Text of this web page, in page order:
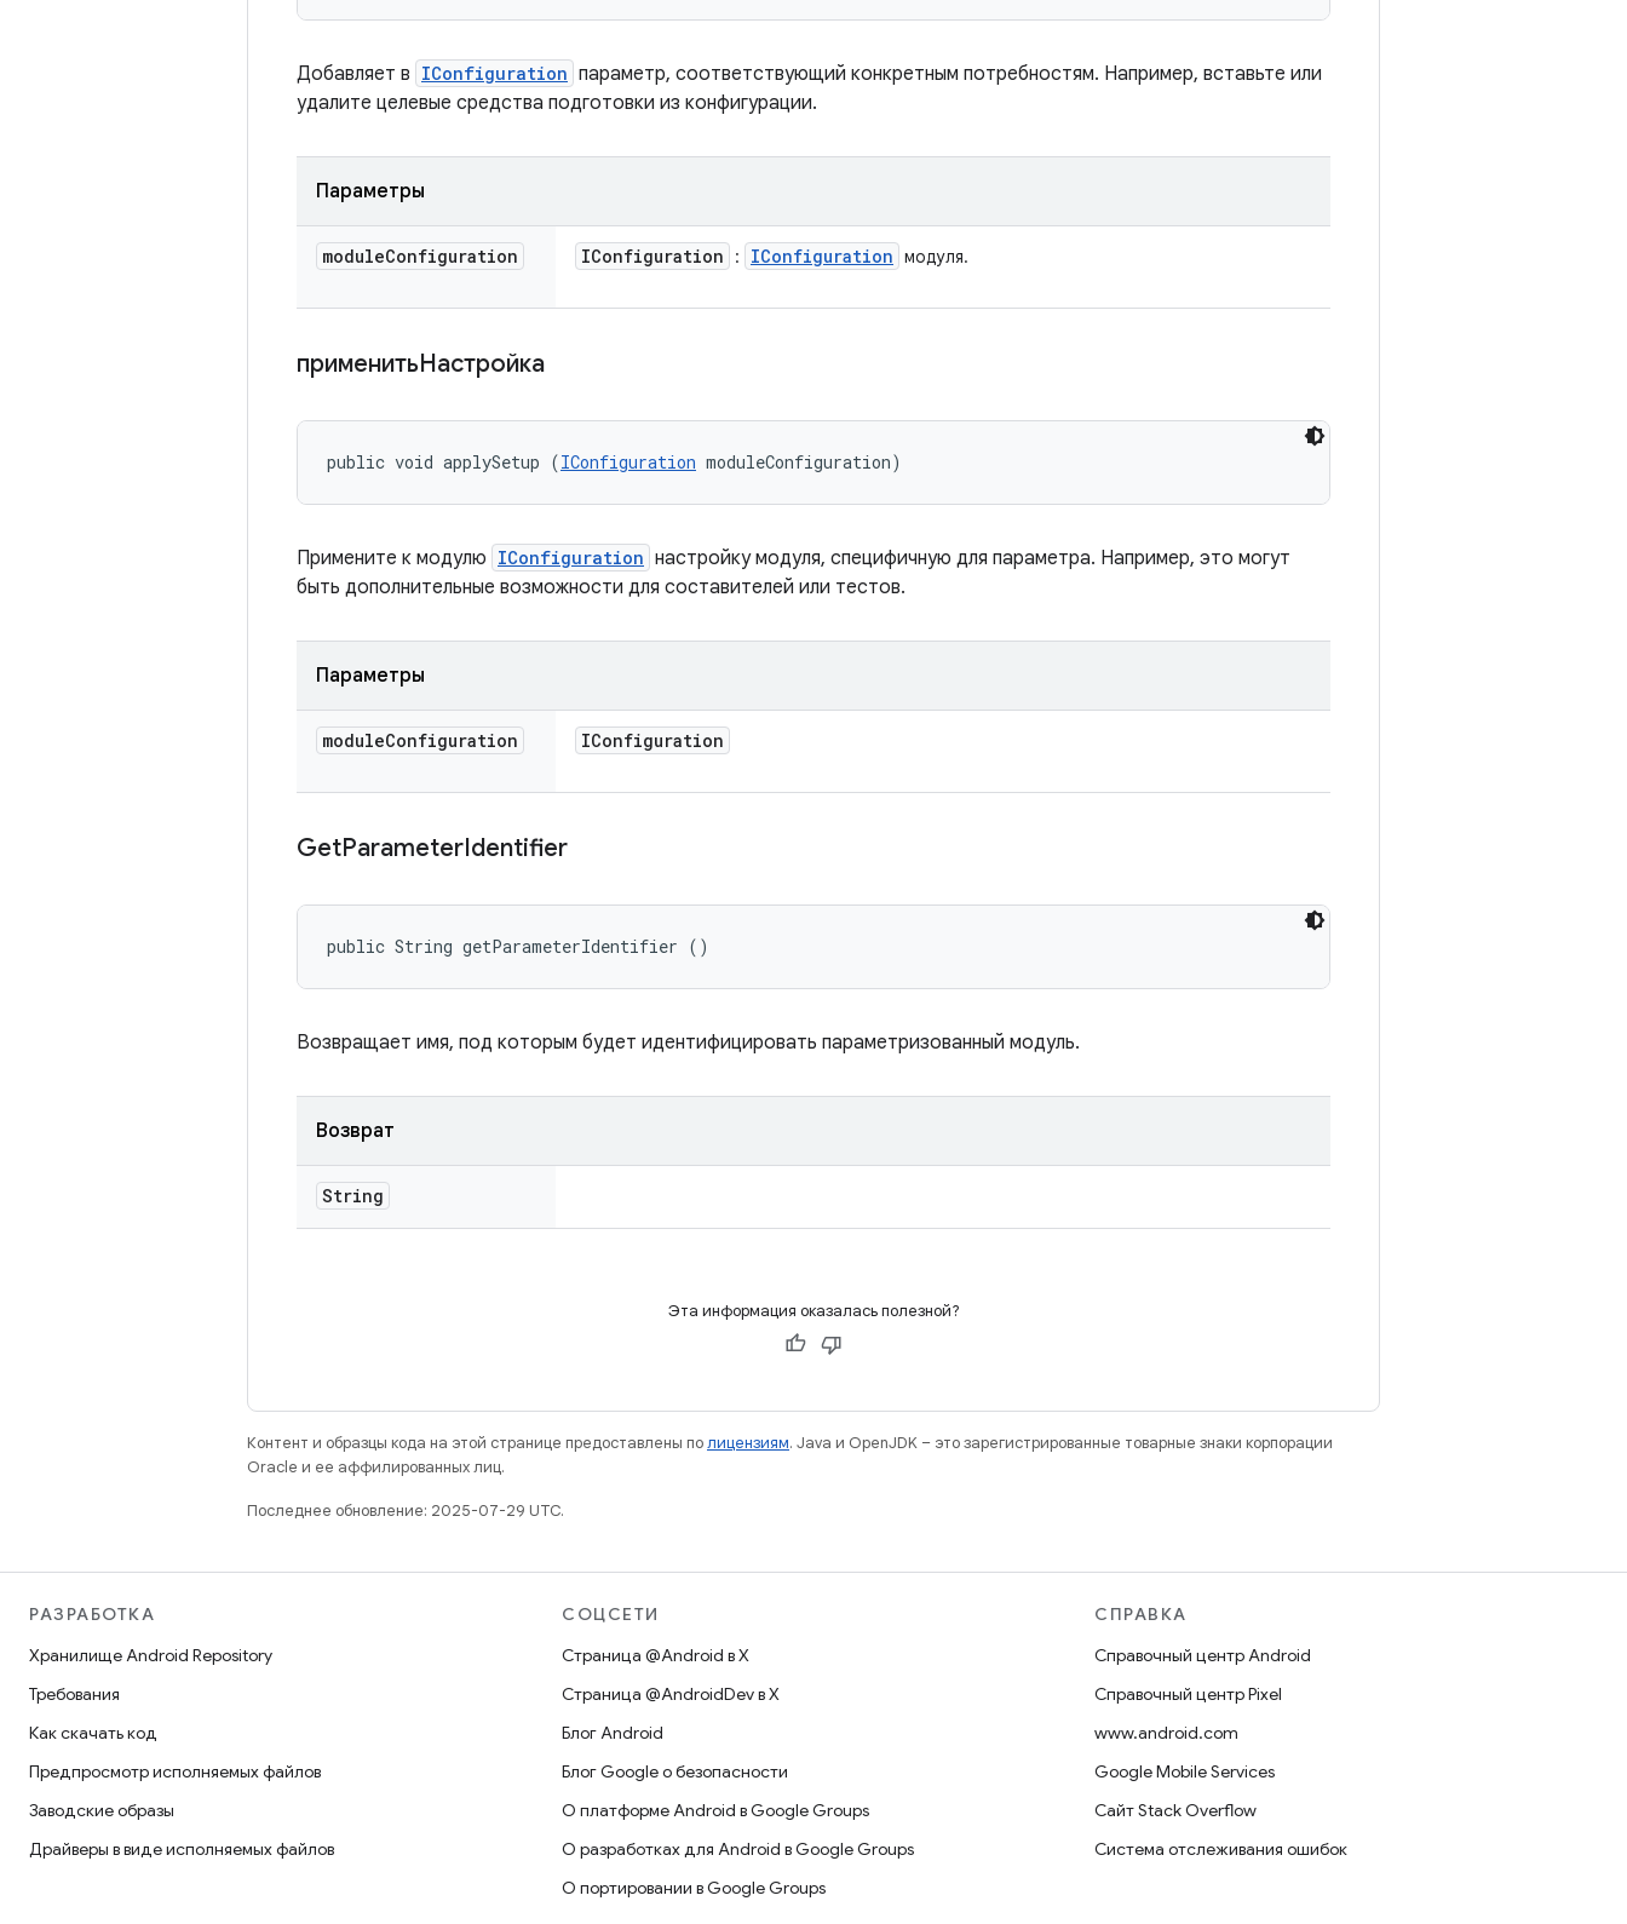
Добавляет в IConfiguration параметр, соответствующий конкретным потребностям. Например, вставьте или
удалите целевые средства подготовки из конфигурации.
Параметры
moduleConfiguration IConfiguration : IConfiguration модуля.
применитьНастройка
public void applySetup (IConfiguration moduleConfiguration)
Примените к модулю IConfiguration настройку модуля, специфичную для параметра. Например, это могут
быть дополнительные возможности для составителей или тестов.
Параметры
moduleConfiguration IConfiguration
GetParameterIdentifier
public String getParameterIdentifier ()
Возвращает имя, под которым будет идентифицировать параметризованный модуль.
Возврат
String
Эта информация оказалась полезной?
Контент и образцы кода на этой странице предоставлены полицензиям. Java и OpenJDK – это зарегистрированные товарные знаки корпорации
Oracle и ее аффилированных лиц.
Последнее обновление: 2025-07-29 UTC.
РАЗРАБОТКА
Хранилище Android Repository
Требования
Как скачать код
Предпросмотр исполняемых файлов
Заводские образы
Драйверы в виде исполняемых файлов
СОЦСЕТИ
Страница @Android в X
Страница @AndroidDev в X
Блог Android
Блог Google о безопасности
О платформе Android в Google Groups
О разработках для Android в Google Groups
О портировании в Google Groups
СПРАВКА
Справочный центр Android
Справочный центр Pixel
www.android.com
Google Mobile Services
Сайт Stack Overflow
Система отслеживания ошибок